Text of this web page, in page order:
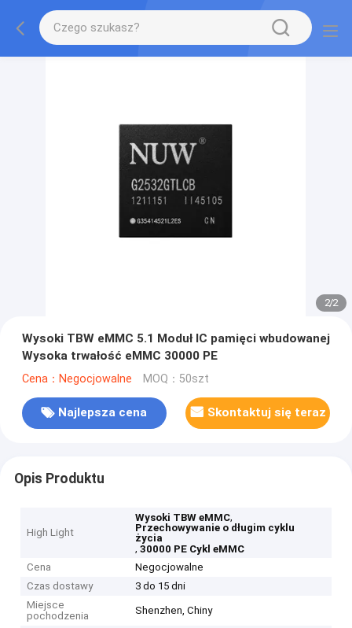
2/2
Wysoki TBW eMMC 5.1 Moduł IC pamięci wbudowanej
Wysoka trwałość eMMC 30000 PE
Cena：Negocjowalne MOQ：50szt
Najlepsza cena Skontaktuj się teraz
Opis Produktu
High Light
Wysoki TBW eMMC,
Przechowywanie o długim cyklu
życia
,30000 PE Cykl eMMC
Cena
Negocjowalne
Czas dostawy
3 do 15 dni
Miejsce
pochodzenia
Shenzhen, Chiny